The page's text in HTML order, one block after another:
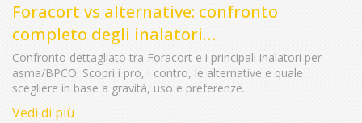
Foracort vs alternative: confronto
completo degli inalatori
Formoterol/Budesonide
Confronto dettagliato tra Foracort e i principali inalatori per
asma/BPCO. Scopri i pro, i contro, le alternative e quale
scegliere in base a gravità, uso e preferenze.
Vedi di più